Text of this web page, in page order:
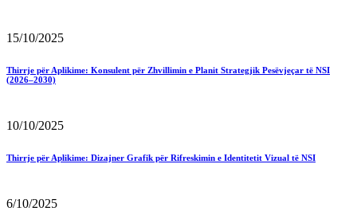
15/10/2025
Thirrje për Aplikime: Konsulent për Zhvillimin e Planit Strategjik Pesëvjeçar të NSI
(2026–2030)
10/10/2025
Thirrje për Aplikime: Dizajner Grafik për Rifreskimin e Identitetit Vizual të NSI
6/10/2025